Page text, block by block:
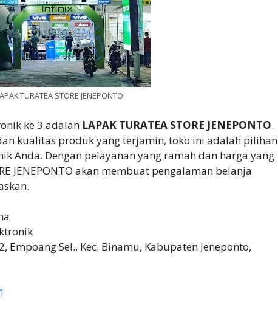
TURATEA STORE JENEPONTO
ke 3 adalah LAPAK TURATEA STORE JENEPONTO.
kualitas produk yang terjamin, toko ini adalah pilihan
Anda. Dengan pelayanan yang ramah dan harga yang
JENEPONTO akan membuat pengalaman belanja
Empoang Sel., Kec. Binamu, Kabupaten Jeneponto,